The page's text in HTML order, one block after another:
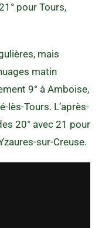
pour Tours,
mais
matin
9° à Amboise,
lès-Tours. L’après-
20° avec 21 pour
sur-Creuse.